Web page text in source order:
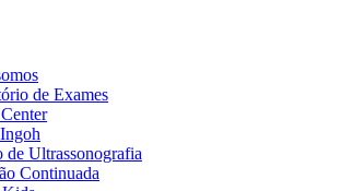
de Exames
de Ultrassonografia
Continuada